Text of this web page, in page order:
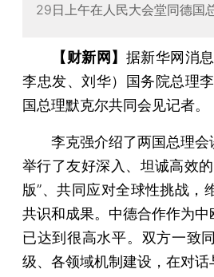
29日上午在人民大会堂同德国
【财新网】 据新华网消
李忠发、刘华）国务院总理
国总理默克尔共同会见记者。
李克强介绍了两国总理会
举行了友好深入、坦诚高效
版”、共同应对全球性挑战，
共识和成果。中德合作作为
已达到很高水平。双方一致
级、各领域机制建设，在对